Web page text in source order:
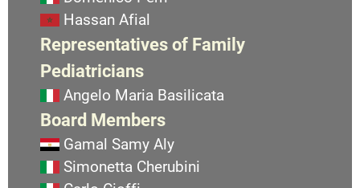
Hassan Afial
Representatives of Family
Pediatricians
Angelo Maria Basilicata
Board Members
Gamal Samy Aly
Simonetta Cherubini